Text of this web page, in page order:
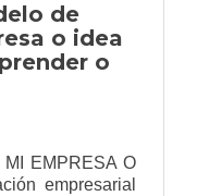
de
o idea
o
EMPRESA O
empresarial